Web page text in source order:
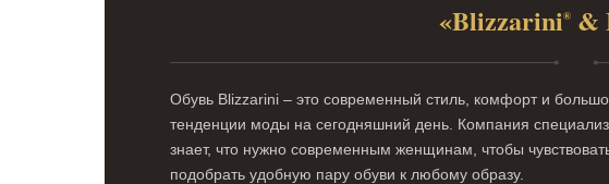
«Blizzarini® &
Обувь Blizzarini – это современный стиль, комфорт и
тенденции моды на сегодняшний день. Компания
знает, что нужно современным женщинам, чтобы
подобрать удобную пару обуви к любому образу.